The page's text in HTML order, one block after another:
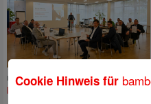
nachhaltiger Finanzierung punkten
lesen
Cookie Hinweis für